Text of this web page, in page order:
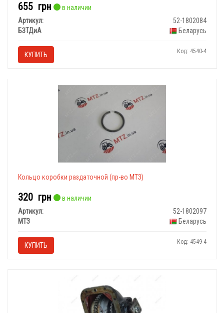
655 грн
в наличии
Артикул:
52-1802084
БЗТДиА
Беларусь
КУПИТЬ Код: 4540-4
Кольцо коробки раздаточной (пр-во МТЗ)
320 грн
в наличии
Артикул:
52-1802097
МТЗ
Беларусь
КУПИТЬ Код: 4549-4